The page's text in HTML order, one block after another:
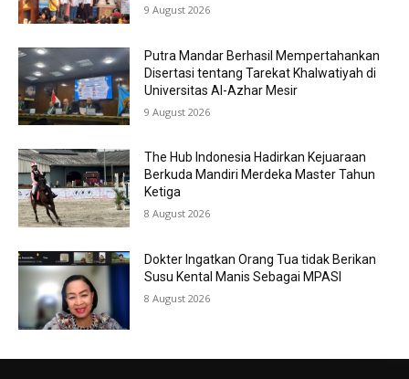
9 August 2026
Putra Mandar Berhasil Mempertahankan
Disertasi tentang Tarekat Khalwatiyah di
Universitas Al-Azhar Mesir
9 August 2026
The Hub Indonesia Hadirkan Kejuaraan
Berkuda Mandiri Merdeka Master Tahun
Ketiga
8 August 2026
Dokter Ingatkan Orang Tua tidak Berikan
Susu Kental Manis Sebagai MPASI
8 August 2026